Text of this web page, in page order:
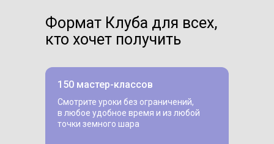
Формат Клуба для всех,
кто хочет получить
Смотрите уроки без ограничений,
в любое удобное время и из любой
точки земного шара
150 мастер-классов